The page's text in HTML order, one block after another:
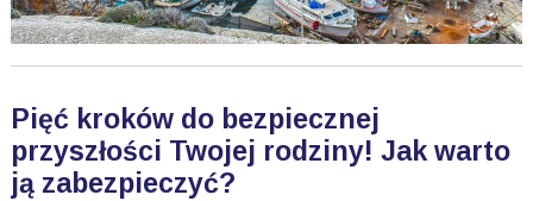
Pięć kroków do bezpiecznej
przyszłości Twojej rodziny! Jak warto
ją zabezpieczyć?